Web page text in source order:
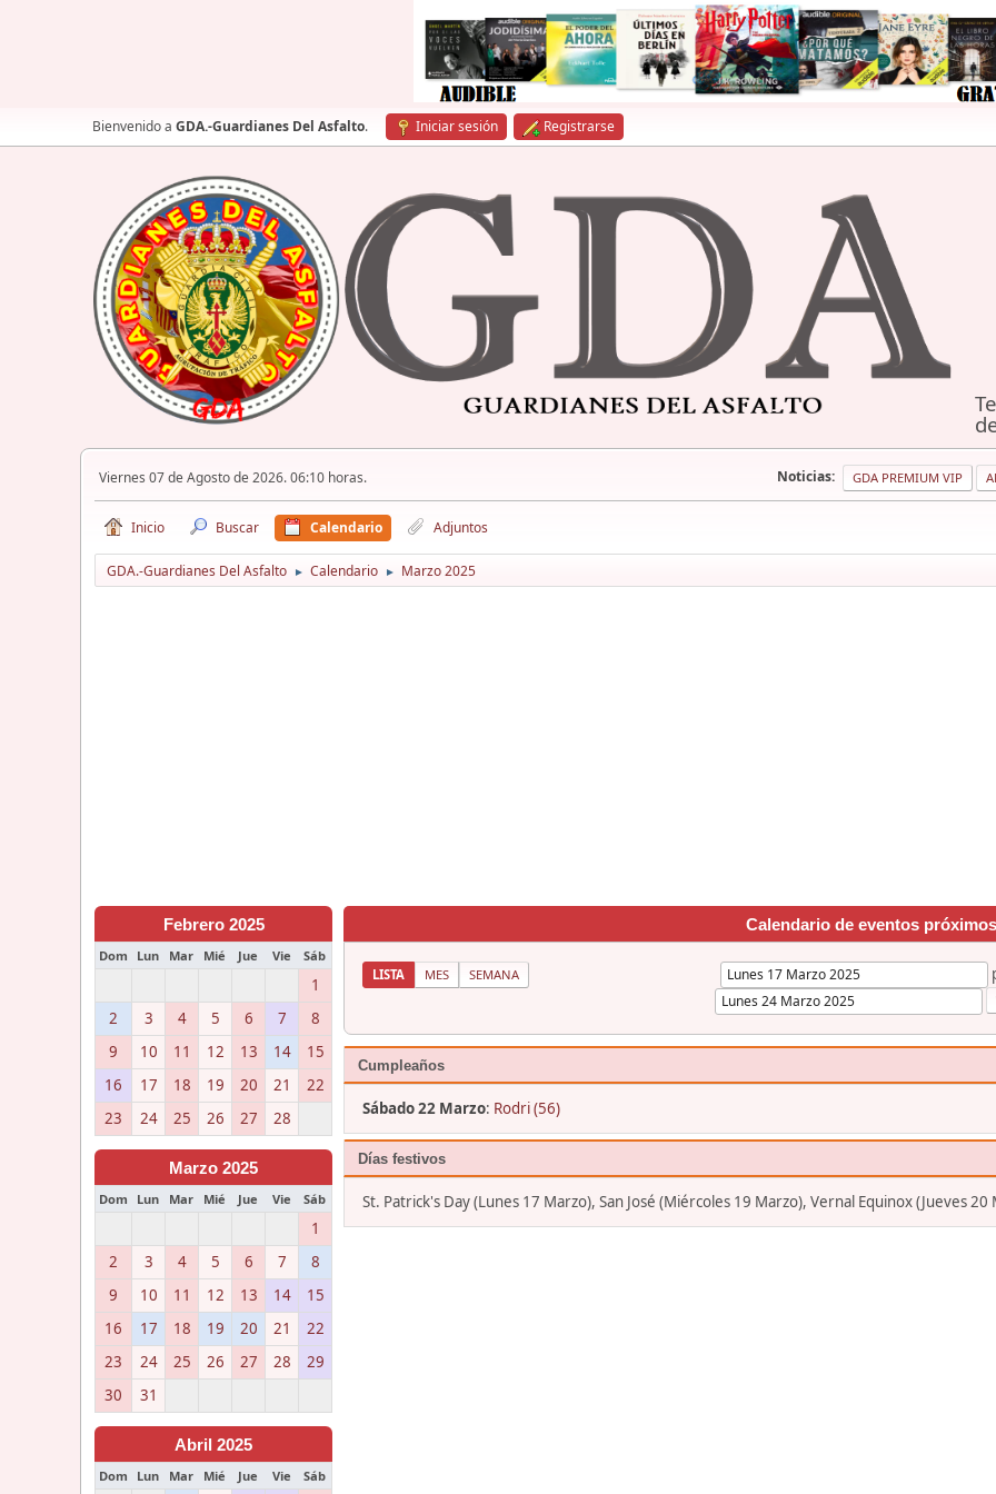
Bienvenido a GDA.-Guardianes Del Asfalto. Iniciar sesión Registrarse
Viernes 07 de Agosto de 2026. 06:10 horas. Noticias: GDA PREMIUM VIP
Inicio Buscar Calendario Adjuntos
GDA.-Guardianes Del Asfalto ► Calendario ► Marzo 2025
Febrero 2025
Dom Lun Mar Mié Jue Vie Sáb
1
2
3 4 5 6 7
8
9
10 11 12 13 14
15
16
17 18 19 20 21
22
23
24 25 26 27 28
Marzo 2025
Dom Lun Mar Mié Jue Vie Sáb
1
2
3 4 5 6 7
8
9
10 11 12 13 14
15
16
17 18 19 20 21
22
23
24 25 26 27 28
29
30
31
Abril 2025
Dom Lun Mar Mié Jue Vie Sáb
Calendario de eventos próximos
LISTA MES SEMANA
Cumpleaños
Sábado 22 Marzo: Rodri (56)
Días festivos
St. Patrick's Day (Lunes 17 Marzo), San José (Miércoles 19 Marzo), Vernal Equinox (Jueves 20